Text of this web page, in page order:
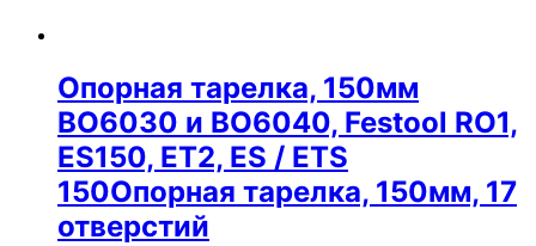
Опорная тарелка, 150мм
BO6030 и BO6040, Festool RO1,
ES150, ET2, ES / ETS
150Опорная тарелка, 150мм, 17
отверстий